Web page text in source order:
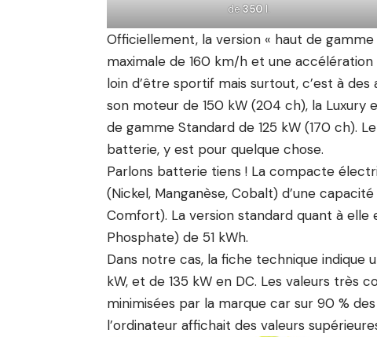
de350l.
Officiellement, la version « haut de
maximale de 160 km/h et une
loin d’être sportif mais surtout, c’est à
son moteur de 150 kW (204 ch), la Luxury
de gamme Standard de 125 kW (170 ch).
batterie, y est pour quelque chose.
Parlons batterie tiens ! La compacte
(Nickel, Manganèse, Cobalt) d’une
Comfort). La version standard quant à
Phosphate) de 51 kWh.
Dans notre cas, la fiche technique indique
kW, et de 135 kW en DC. Les valeurs très
minimisées par la marque car sur 90 %
l’ordinateur affichait des valeurs